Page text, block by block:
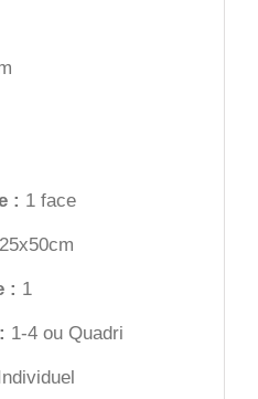
: 1 face
25x50cm
: 1
1-4 ou Quadri